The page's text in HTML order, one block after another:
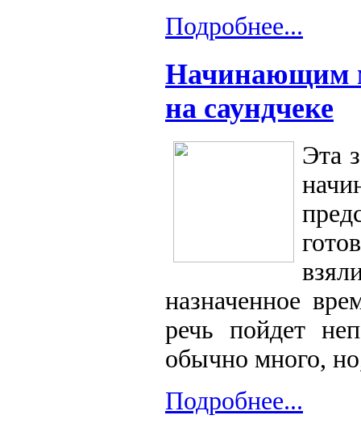
Подробнее...
Начинающим
на саундчеке
Эта
назначенное
речь пойдет
обычно много,
Подробнее...